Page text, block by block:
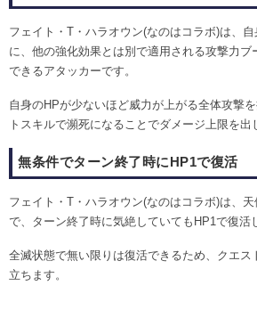
フェイト・T・ハラオウン(なのはコラボ)は、
に、他の強化効果とは別で適用される攻撃力ブ
できるアタッカーです。
自身のHPが少ないほど威力が上がる全体攻撃
トスキルで瀕死になることでダメージ上限を出
無条件でターン終了時にHP1で復活
フェイト・T・ハラオウン(なのはコラボ)は、
で、ターン終了時に気絶していてもHP1で復活
全滅状態で無い限りは復活できるため、クエス
立ちます。